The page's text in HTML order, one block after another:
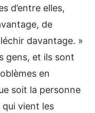
d’entre elles,
de
davantage. »
gens, et ils sont
en
soit la personne
vient les